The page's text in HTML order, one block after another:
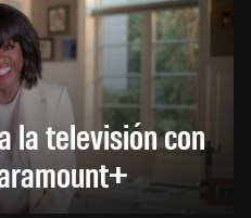
la televisión con